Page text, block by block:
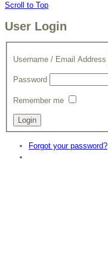
Scroll to Top
User Login
Username / Email Address
Password
Remember me
Forgot your password?